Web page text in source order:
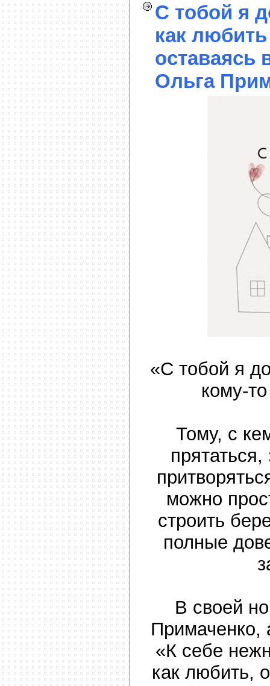
С тобой я
как любить
оставаясь
Ольга
«С тобой я
кому-
Тому, с
можно
строить
полные
В своей
Примаченко,
«К себе
как любить,